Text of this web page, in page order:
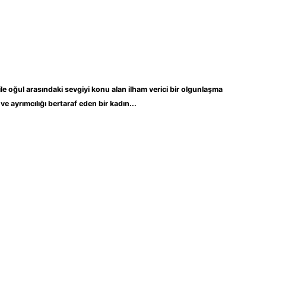
oğul arasındaki sevgiyi konu alan ilham verici bir olgunlaşma
ayrımcılığı bertaraf eden bir kadın...